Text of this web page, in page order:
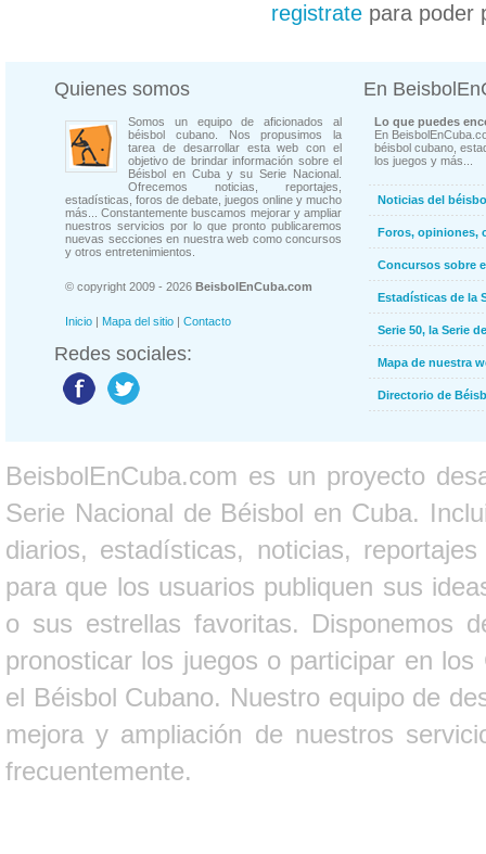
registrate para poder
Quienes somos
Somos un equipo de aficionados al
béisbol cubano. Nos propusimos la
tarea de desarrollar esta web con el
objetivo de brindar información sobre el
Béisbol en Cuba y su Serie Nacional.
Ofrecemos noticias, reportajes,
estadísticas, foros de debate, juegos online y mucho
más... Constantemente buscamos mejorar y ampliar
nuestros servicios por lo que pronto publicaremos
nuevas secciones en nuestra web como concursos
y otros entretenimientos.
© copyright 2009 - 2026 BeisbolEnCuba.com
Inicio | Mapa del sitio | Contacto
Redes sociales:
En
Lo que puedes
En
béisbol cubano,
los juegos y más...
Noticias del
Foros, opiniones,
Concursos sobre
Estadísticas de la
Serie 50, la Serie
Mapa de nuestra
Directorio de
BeisbolEnCuba.com es un proyecto
Serie Nacional de Béisbol en Cuba.
diarios, estadísticas, noticias,
para que los usuarios publiquen sus
o sus estrellas favoritas. Disponemos
pronosticar los juegos o participar en
el Béisbol Cubano. Nuestro equipo de
mejora y ampliación de nuestros
frecuentemente.